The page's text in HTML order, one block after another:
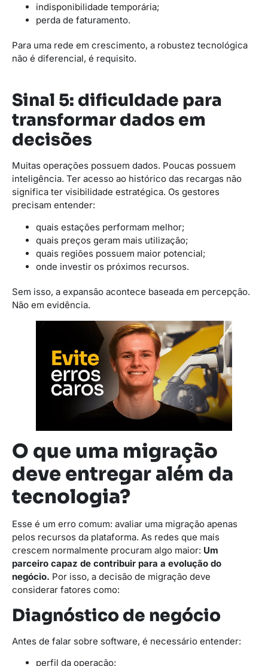
indisponibilidade temporária;
perda de faturamento.
Para uma rede em crescimento, a robustez tecnológica
não é diferencial, é requisito.
Sinal 5: dificuldade para
transformar dados em
decisões
Muitas operações possuem dados. Poucas possuem
inteligência. Ter acesso ao histórico das recargas não
significa ter visibilidade estratégica. Os gestores
precisam entender:
quais estações performam melhor;
quais preços geram mais utilização;
quais regiões possuem maior potencial;
onde investir os próximos recursos.
Sem isso, a expansão acontece baseada em percepção.
Não em evidência.
O que uma migração
deve entregar além da
tecnologia?
Esse é um erro comum: avaliar uma migração apenas
pelos recursos da plataforma. As redes que mais
crescem normalmente procuram algo maior: Um
parceiro capaz de contribuir para a evolução do
negócio. Por isso, a decisão de migração deve
considerar fatores como:
Diagnóstico de negócio
Antes de falar sobre software, é necessário entender:
perfil da operação;